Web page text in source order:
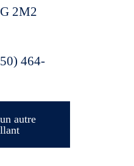
2M2
464-
autre